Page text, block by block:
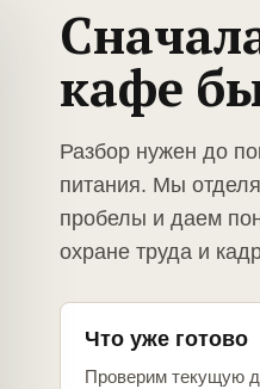
кафе
Разбор нужен до
питания. Мы
пробелы и даем
охране труда и
Что уже готово
Проверим текущую